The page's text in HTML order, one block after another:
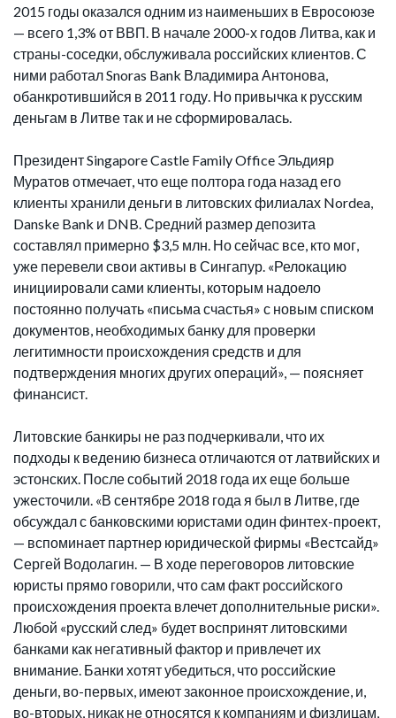
2015 годы оказался одним из наименьших в Евросоюзе
— всего 1,3% от ВВП. В начале 2000-х годов Литва, как и
страны-соседки, обслуживала российских клиентов. С
ними работал Snoras Bank Владимира Антонова,
обанкротившийся в 2011 году. Но привычка к русским
деньгам в Литве так и не сформировалась.
Президент Singapore Castle Family Office Эльдияр
Муратов отмечает, что еще полтора года назад его
клиенты хранили деньги в литовских филиалах Nordea,
Danske Bank и DNB. Средний размер депозита
составлял примерно $3,5 млн. Но сейчас все, кто мог,
уже перевели свои активы в Сингапур. «Релокацию
инициировали сами клиенты, которым надоело
постоянно получать «письма счастья» с новым списком
документов, необходимых банку для проверки
легитимности происхождения средств и для
подтверждения многих других операций», — поясняет
финансист.
Литовские банкиры не раз подчеркивали, что их
подходы к ведению бизнеса отличаются от латвийских и
эстонских. После событий 2018 года их еще больше
ужесточили. «В сентябре 2018 года я был в Литве, где
обсуждал с банковскими юристами один финтех-проект,
— вспоминает партнер юридической фирмы «Вестсайд»
Сергей Водолагин. — В ходе переговоров литовские
юристы прямо говорили, что сам факт российского
происхождения проекта влечет дополнительные риски».
Любой «русский след» будет воспринят литовскими
банками как негативный фактор и привлечет их
внимание. Банки хотят убедиться, что российские
деньги, во-первых, имеют законное происхождение, и,
во-вторых, никак не относятся к компаниям и физлицам,